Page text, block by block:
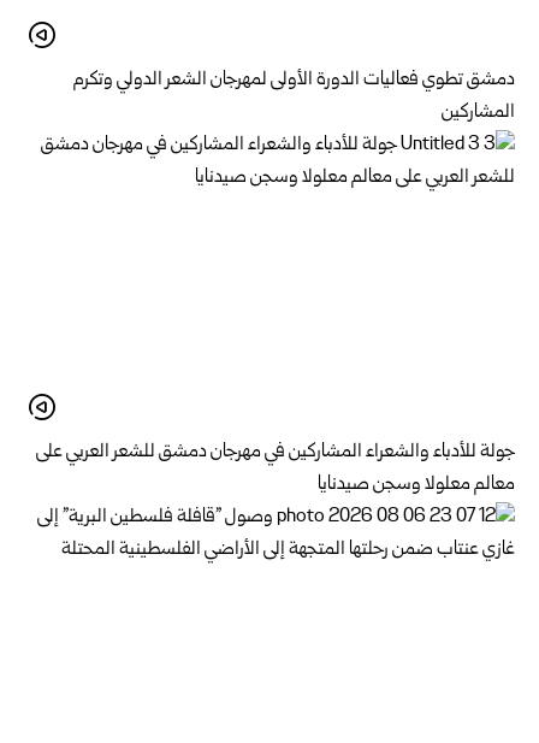
دمشق تطوي فعاليات الدورة الأولى لمهرجان الشعر الدولي وتكرم
المشاركين
جولة للأدباء والشعراء المشاركين في مهرجان دمشق للشعر العربي على
معالم معلولا وسجن صيدنايا